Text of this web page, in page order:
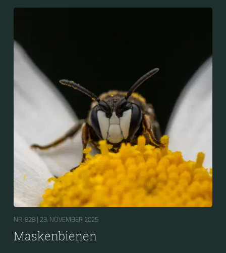
NR. 828 | 23. NOVEMBER 2025
Maskenbienen